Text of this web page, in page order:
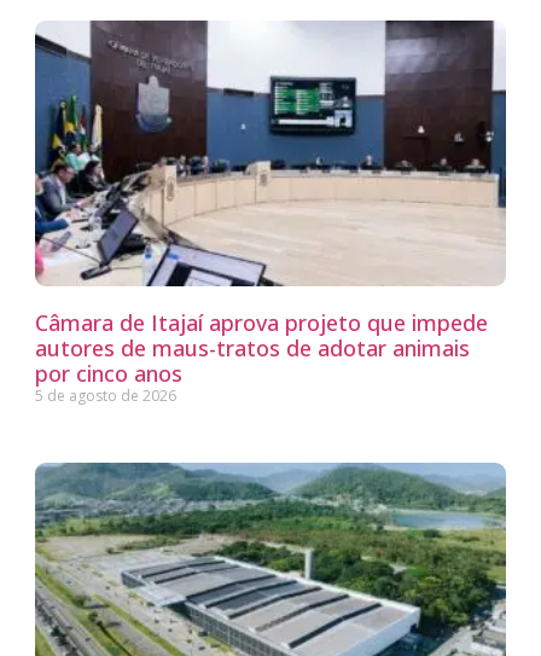
Câmara de Itajaí aprova projeto que impede
autores de maus-tratos de adotar animais
por cinco anos
5 de agosto de 2026